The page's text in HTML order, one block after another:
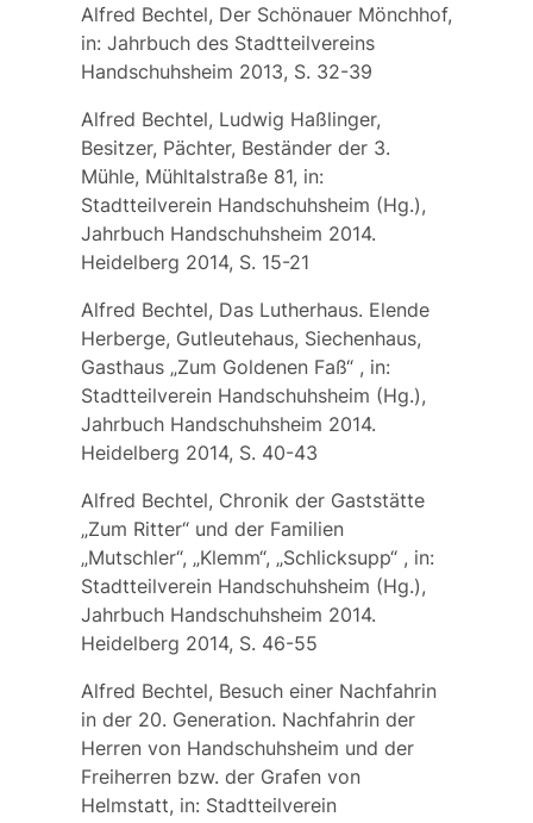
Alfred Bechtel, Der Schönauer Mönchhof,
in: Jahrbuch des Stadtteilvereins
Handschuhsheim 2013, S. 32-39
Alfred Bechtel, Ludwig Haßlinger,
Besitzer, Pächter, Beständer der 3.
Mühle, Mühltalstraße 81, in:
Stadtteilverein Handschuhsheim (Hg.),
Jahrbuch Handschuhsheim 2014.
Heidelberg 2014, S. 15-21
Alfred Bechtel, Das Lutherhaus. Elende
Herberge, Gutleutehaus, Siechenhaus,
Gasthaus „Zum Goldenen Faß“ , in:
Stadtteilverein Handschuhsheim (Hg.),
Jahrbuch Handschuhsheim 2014.
Heidelberg 2014, S. 40-43
Alfred Bechtel, Chronik der Gaststätte
„Zum Ritter“ und der Familien
„Mutschler“, „Klemm“, „Schlicksupp“ , in:
Stadtteilverein Handschuhsheim (Hg.),
Jahrbuch Handschuhsheim 2014.
Heidelberg 2014, S. 46-55
Alfred Bechtel, Besuch einer Nachfahrin
in der 20. Generation. Nachfahrin der
Herren von Handschuhsheim und der
Freiherren bzw. der Grafen von
Helmstatt, in: Stadtteilverein